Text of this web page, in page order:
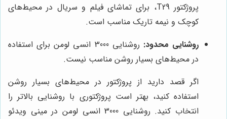
پروژکتور T29، برای تماشای فیلم و سریال در محیط‌های
کوچک و نیمه تاریک مناسب است.
روشنایی محدود:
روشنایی 3000 انسی لومن برای استفاده
در محیط‌های بسیار روشن مناسب نیست.
اگر قصد دارید از پروژکتور در محیط‌های بسیار روشن
استفاده کنید، بهتر است پروژکتوری با روشنایی بالاتر را
انتخاب کنید. روشنایی 3000 انسی لومن در مینی ویدئو